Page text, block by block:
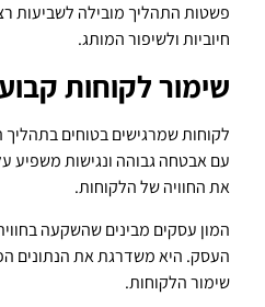
פשטות התהליך מובילה לשביעות
חיוביות ולשיפור המותג.
שימור לקוחות
לקוחות שמרגישים בטוחים
עם אבטחה גבוהה ונגישות משפיע
את החוויה של הלקוחות.
המון עסקים מבינים שהשקעה
העסק. היא משדרגת את הנתונים
שימור הלקוחות.